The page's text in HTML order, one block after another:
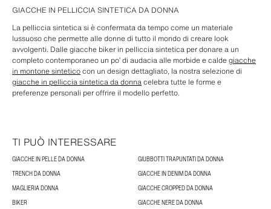
GIACCHE IN PELLICCIA SINTETICA DA DONNA
La pelliccia sintetica si è confermata da tempo come un materiale
lussuoso che permette alle donne di tutto il mondo di creare look
avvolgenti. Dalle giacche biker in pelliccia sintetica per donare a un
completo contemporaneo un po’ di audacia alle morbide e caldegiacche
in montone sinteticocon un design dettagliato, la nostra selezione di
giacche in pelliccia sintetica da donnacelebra tutte le forme e
preferenze personali per offrire il modello perfetto.
TI PUÒ INTERESSARE
GIACCHE IN PELLE DA DONNA
GIUBBOTTI TRAPUNTATI DA DONNA
TRENCH DA DONNA
GIACCHE IN DENIM DA DONNA
MAGLIERIA DONNA
GIACCHE CROPPED DA DONNA
BIKER
GIACCHE NERE DA DONNA